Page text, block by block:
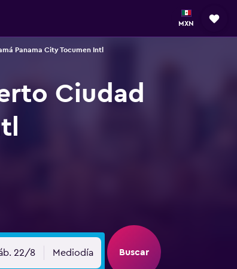
MXN
Panama City Tocumen Intl
Ciudad
22/8 Mediodía Buscar